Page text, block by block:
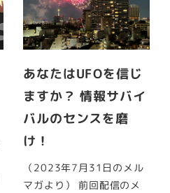
あなたはUFOを信じ
ますか？ 情報サバイ
バルのセンスを磨
け！
（2023年7月31日のメル
マガより） 前回配信のメ